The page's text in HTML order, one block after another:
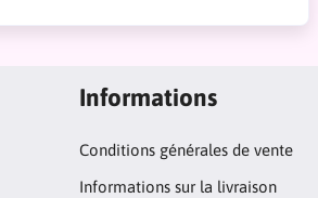
Informations
Conditions générales de vente
Informations sur la livraison